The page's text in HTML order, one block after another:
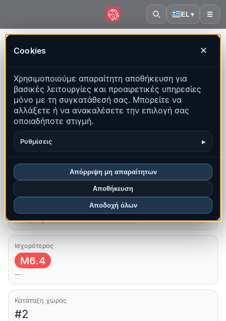
EL▾ ☰
Cookies ✕
Χρησιμοποιούμε απαραίτητη αποθήκευση για
βασικές λειτουργίες και προαιρετικές υπηρεσίες
μόνο με τη συγκατάθεσή σας. Μπορείτε να
αλλάξετε ή να ανακαλέσετε την επιλογή σας
οποιαδήποτε στιγμή.
Ρυθμίσεις ▸
Απόρριψη μη απαραίτητων
Αποθήκευση
Αποδοχή όλων
Ζωντανός χάρτης, στατιστικά και πρόσφατα γεγονότα
Άνοιγμα ιστορικού χάρτη
Τα πιο πρόσφατα σε αυτή τη χώρα
Επισκόπηση
Κορυφαίες περιοχές Συχνές ερωτήσεις
Σεισμοί αυτόν τον μήνα
638
Πιο πρόσφατο UTC: 2026-08-09 07:07:34
Ισχυρότερος
M6.4
—
Κατάταξη χώρας
#2